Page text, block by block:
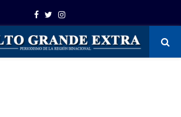
Facebook
TwitterInstagram